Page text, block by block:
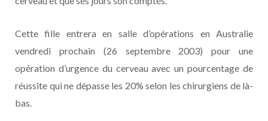
Cette fille entrera en salle d’opérations en Australie
vendredi prochain (26 septembre 2003) pour une
opération d’urgence du cerveau avec un pourcentage de
réussite qui ne dépasse les 20% selon les chirurgiens de là-
bas.